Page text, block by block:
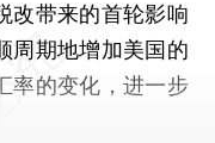
改带来的首轮影响
周期地增加美国的
率的变化，进一步